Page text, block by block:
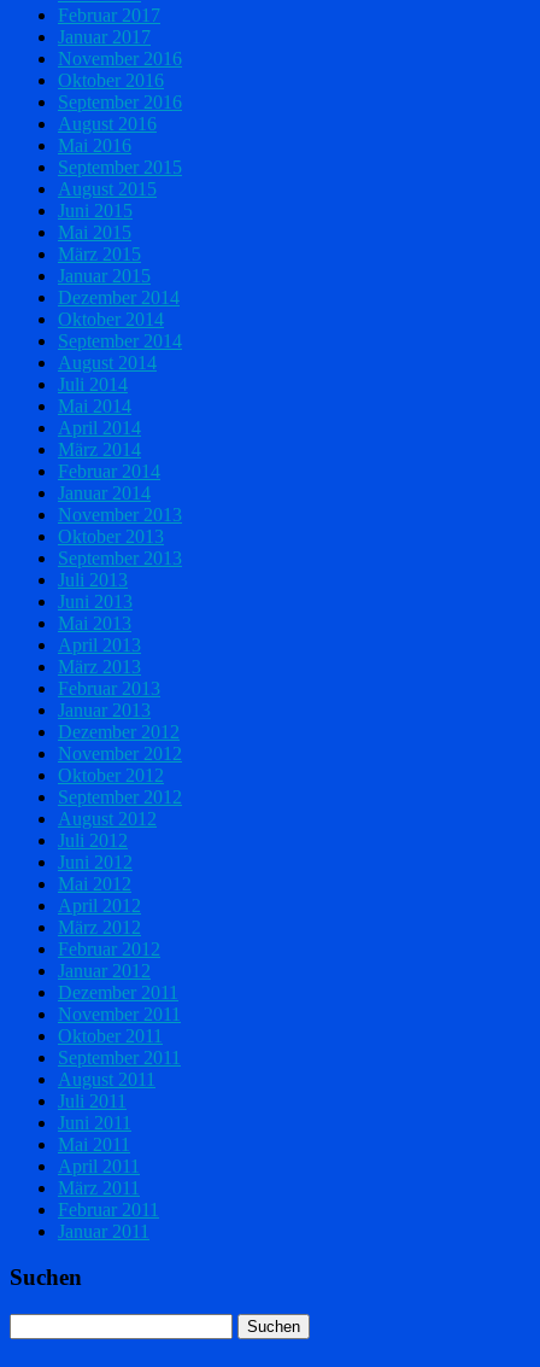
Februar 2017
Januar 2017
November 2016
Oktober 2016
September 2016
August 2016
Mai 2016
September 2015
August 2015
Juni 2015
Mai 2015
März 2015
Januar 2015
Dezember 2014
Oktober 2014
September 2014
August 2014
Juli 2014
Mai 2014
April 2014
März 2014
Februar 2014
Januar 2014
November 2013
Oktober 2013
September 2013
Juli 2013
Juni 2013
Mai 2013
April 2013
März 2013
Februar 2013
Januar 2013
Dezember 2012
November 2012
Oktober 2012
September 2012
August 2012
Juli 2012
Juni 2012
Mai 2012
April 2012
März 2012
Februar 2012
Januar 2012
Dezember 2011
November 2011
Oktober 2011
September 2011
August 2011
Juli 2011
Juni 2011
Mai 2011
April 2011
März 2011
Februar 2011
Januar 2011
Suchen